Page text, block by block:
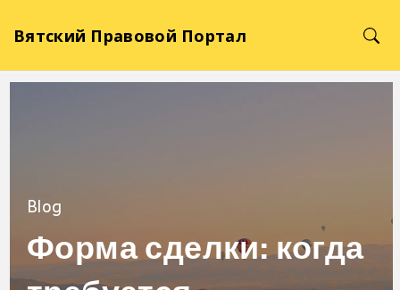
Вятский Правовой Портал
Blog
Форма сделки: когда